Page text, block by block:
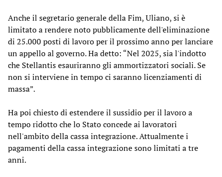
Anche il segretario generale della Fim, Uliano, si è
limitato a rendere noto pubblicamente dell'eliminazione
di 25.000 posti di lavoro per il prossimo anno per lanciare
un appello al governo. Ha detto: “Nel 2025, sia l'indotto
che Stellantis esauriranno gli ammortizzatori sociali. Se
non si interviene in tempo ci saranno licenziamenti di
massa”.
Ha poi chiesto di estendere il sussidio per il lavoro a
tempo ridotto che lo Stato concede ai lavoratori
nell'ambito della cassa integrazione. Attualmente i
pagamenti della cassa integrazione sono limitati a tre
anni.